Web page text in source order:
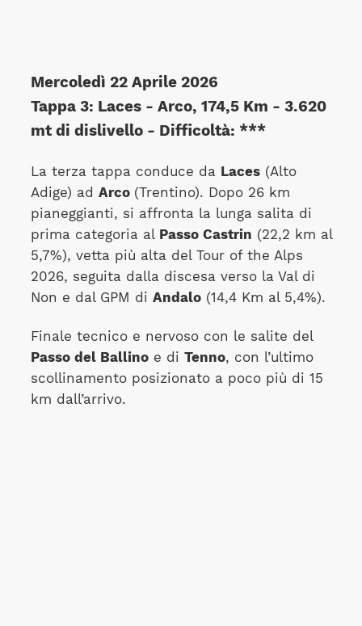
Mercoledì 22 Aprile 2026
Tappa 3: Laces - Arco, 174,5 Km - 3.620
mt di dislivello - Difficoltà: ***
La terza tappa conduce da Laces(Alto
Adige) ad Arco (Trentino). Dopo 26 km
pianeggianti, si affronta la lunga salita di
prima categoria al Passo Castrin (22,2 km al
5,7%), vetta più alta del Tour of the Alps
2026, seguita dalla discesa verso la Val di
Non e dal GPM di Andalo(14,4 Km al 5,4%).
Finale tecnico e nervoso con le salite del
Passo del Ballinoe di Tenno, con l’ultimo
scollinamento posizionato a poco più di 15
km dall’arrivo.